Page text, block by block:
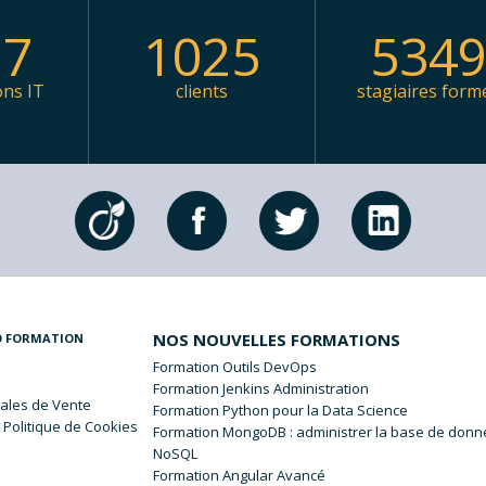
IT 1025
clients 5349
stagiaires
FORMATION
de Vente
de Cookies
NOS NOUVELLES FORMATIONS
Formation Outils DevOps
Formation Jenkins Administration
Formation Python pour la Data Science
Formation MongoDB : administrer la base de
NoSQL
Formation Angular Avancé